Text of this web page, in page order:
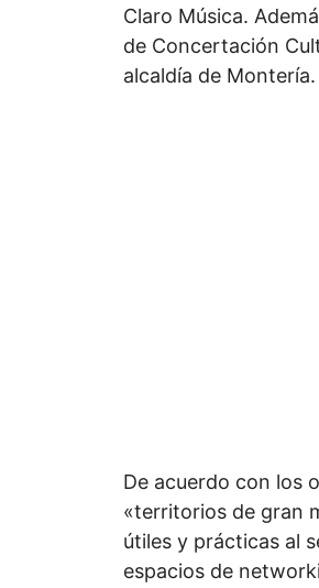
Claro Música.
de Concertación
alcaldía de Montería.
De acuerdo con los
«territorios de gran
útiles y prácticas al
espacios de